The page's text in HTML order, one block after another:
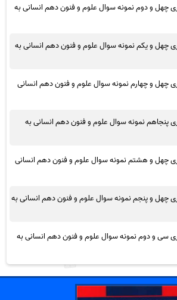
چهل و دوم نمونه سوال علوم و فنون دهم انسانی به
چهل و یکم نمونه سوال علوم و فنون دهم انسانی به
چهل و چهارم نمونه سوال علوم و فنون دهم انسانی
پنجاهم نمونه سوال علوم و فنون دهم انسانی به
چهل و هشتم نمونه سوال علوم و فنون دهم انسانی
چهل و پنجم نمونه سوال علوم و فنون دهم انسانی به
سی و دوم نمونه سوال علوم و فنون دهم انسانی به